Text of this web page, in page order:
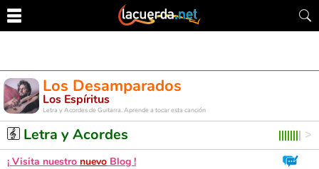
Los Desamparados
Los Espíritus
Letra y Acordes de Guitarra. Aprende a tocar esta canción
Letra y Acordes
¡ Visita nuestro nuevo Blog !